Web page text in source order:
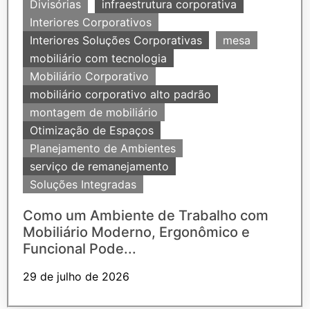
Divisórias
infraestrutura corporativa
Interiores Corporativos
Interiores Soluções Corporativas
mesa
mobiliário com tecnologia
Mobiliário Corporativo
mobiliário corporativo alto padrão
montagem de mobiliário
Otimização de Espaços
Planejamento de Ambientes
serviço de remanejamento
Soluções Integradas
Como um Ambiente de Trabalho com
Mobiliário Moderno, Ergonômico e
Funcional Pode...
29 de julho de 2026